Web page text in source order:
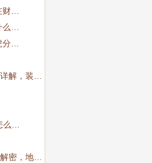
…
…
…
解，装…
么…
密，地…